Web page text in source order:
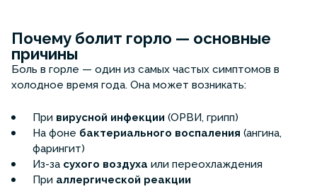
Почему болит горло — основные
причины
Боль в горле — один из самых частых симптомов в
холодное время года. Она может возникать:
При вирусной инфекции (ОРВИ, грипп)
На фоне бактериального воспаления (ангина,
фарингит)
Из-за сухого воздуха или переохлаждения
При аллергической реакции